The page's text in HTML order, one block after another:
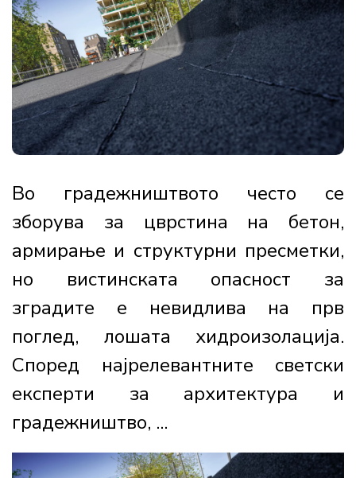
Во градежништвото често се
зборува за цврстина на бетон,
армирање и структурни пресметки,
но вистинската опасност за
зградите е невидлива на прв
поглед, лошата хидроизолација.
Според најрелевантните светски
експерти за архитектура и
градежништво, ...